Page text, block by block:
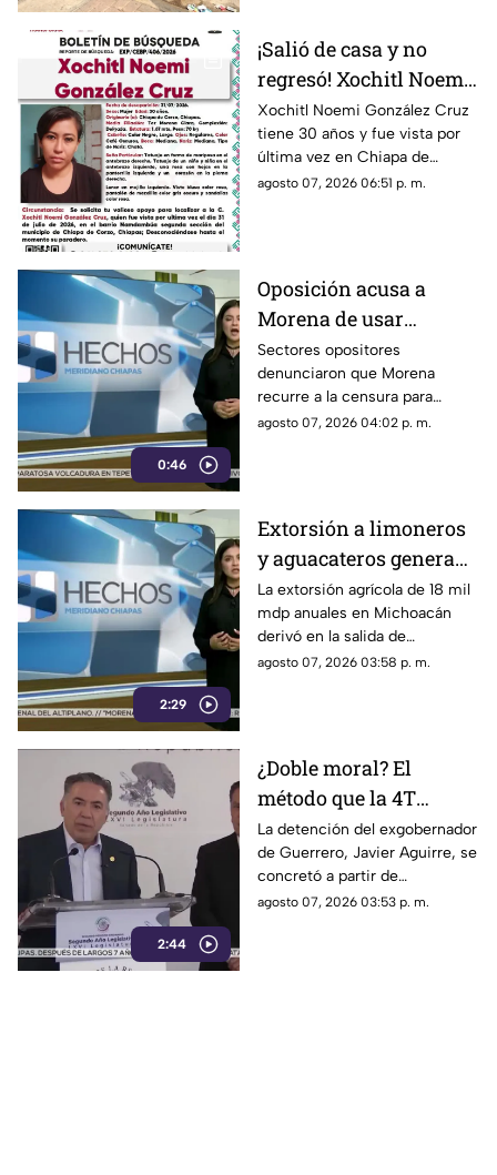
¡Salió de casa y no
regresó! Xochitl Noemi
desapareció en Chiapa
de Corzo
Xochitl Noemi González Cruz
tiene 30 años y fue vista por
última vez en Chiapa de
Corzo, Chiapas.
agosto 07, 2026 06:51 p. m.
0:46
Oposición acusa a
Morena de usar
censura para ocultar
seńalamientos de
narcopolítica
Sectores opositores
denunciaron que Morena
recurre a la censura para
imponer su versión oficial y
agosto 07, 2026 04:02 p. m.
2:29
Extorsión a limoneros
y aguacateros genera
pérdidas de 18 mil mdp
en Michoacán
La extorsión agrícola de 18 mil
mdp anuales en Michoacán
derivó en la salida de
inspectores de EE. UU.,
agosto 07, 2026 03:58 p. m.
2:44
¿Doble moral? El
método que la 4T
desacredita para Rocha
Moya y Enrique
Inzunza fue el que
metió a la cárcel a
La detención del exgobernador
de Guerrero, Javier Aguirre, se
concretó a partir de
declaraciones de testigos
agosto 07, 2026 03:53 p. m.